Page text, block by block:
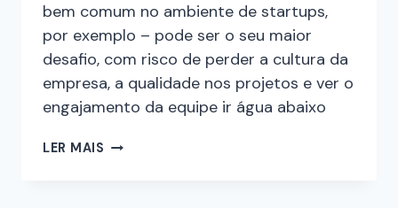
bem comum no ambiente de startups,
por exemplo – pode ser o seu maior
desafio, com risco de perder a cultura da
empresa, a qualidade nos projetos e ver o
engajamento da equipe ir água abaixo
LER MAIS